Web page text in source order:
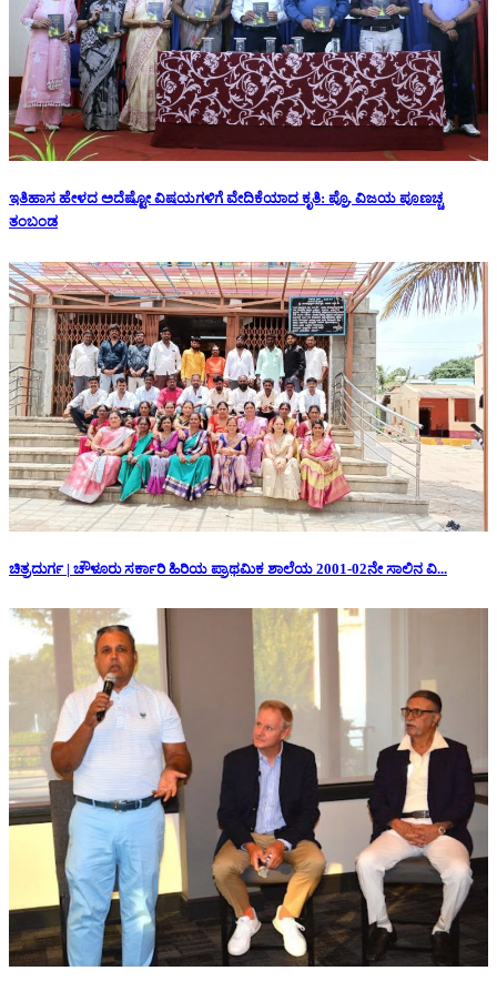
ಇತಿಹಾಸ ಹೇಳದ ಅದೆಷ್ಟೋ ವಿಷಯಗಳಿಗೆ ವೇದಿಕೆಯಾದ ಕೃತಿ: ಪ್ರೊ. ವಿಜಯ ಪೂಣಚ್ಚ
ತಂಬಂಡ
ಚಿತ್ರದುರ್ಗ | ಚೌಳೂರು ಸರ್ಕಾರಿ ಹಿರಿಯ ಪ್ರಾಥಮಿಕ ಶಾಲೆಯ 2001-02ನೇ ಸಾಲಿನ ವಿ...